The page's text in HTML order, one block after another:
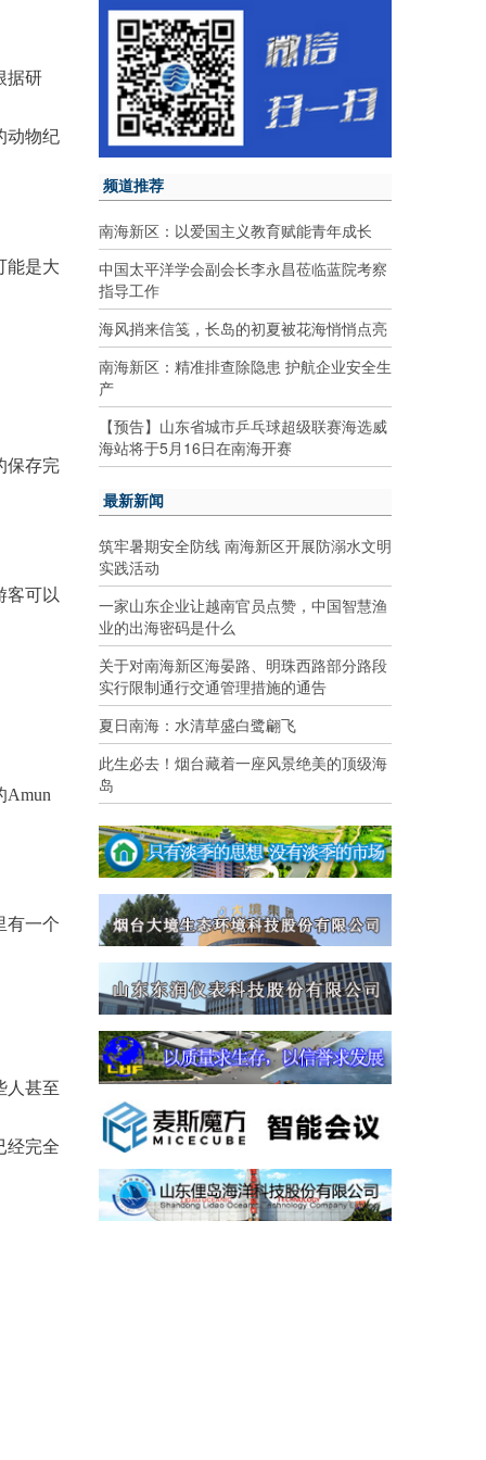
据研
动物纪
能是大
保存完
客可以
有一个
人甚至
经完全
频道推荐
南海新区：以爱国主义教育赋能青年成长
中国太平洋学会副会长李永昌莅临蓝院考察
指导工作
海风捎来信笺，长岛的初夏被花海悄悄点亮
南海新区：精准排查除隐患 护航企业安全生
产
【预告】山东省城市乒乓球超级联赛海选威
海站将于5月16日在南海开赛
最新新闻
筑牢暑期安全防线 南海新区开展防溺水文明
实践活动
一家山东企业让越南官员点赞，中国智慧渔
业的出海密码是什么
关于对南海新区海晏路、明珠西路部分路段
实行限制通行交通管理措施的通告
夏日南海：水清草盛白鹭翩飞
此生必去！烟台藏着一座风景绝美的顶级海
岛